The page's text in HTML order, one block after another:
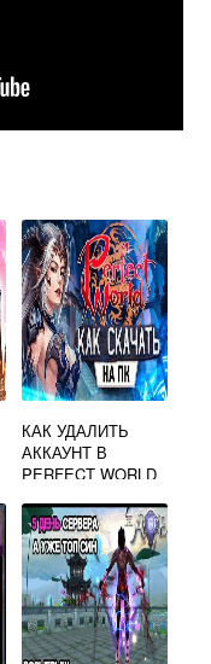
КАК УДАЛИТЬ
АККАУНТ В
PERFECT WORLD